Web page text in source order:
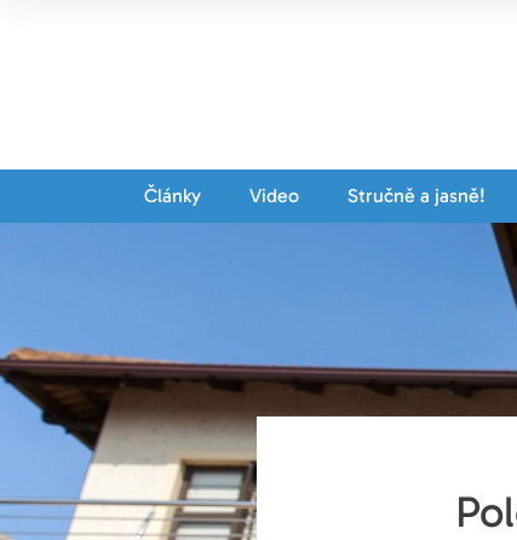
Články Video Stručně a jasně!